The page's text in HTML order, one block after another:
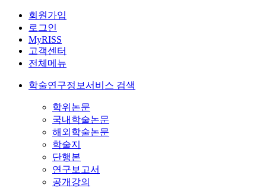
회원가입
로그인
MyRISS
고객센터
전체메뉴
학술연구정보서비스 검색
학위논문
국내학술논문
해외학술논문
학술지
단행본
연구보고서
공개강의